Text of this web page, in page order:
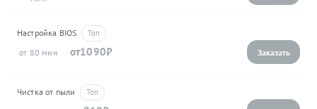
Настройка BIOS
80
1090
Чистка от пыли